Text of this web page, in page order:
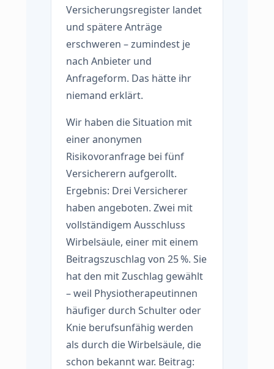
Versicherungsregister landet
und spätere Anträge
erschweren – zumindest je
nach Anbieter und
Anfrageform. Das hätte ihr
niemand erklärt.
Wir haben die Situation mit
einer anonymen
Risikovoranfrage bei fünf
Versicherern aufgerollt.
Ergebnis: Drei Versicherer
haben angeboten. Zwei mit
vollständigem Ausschluss
Wirbelsäule, einer mit einem
Beitragszuschlag von 25 %. Sie
hat den mit Zuschlag gewählt
– weil Physiotherapeutinnen
häufiger durch Schulter oder
Knie berufsunfähig werden
als durch die Wirbelsäule, die
schon bekannt war. Beitrag: